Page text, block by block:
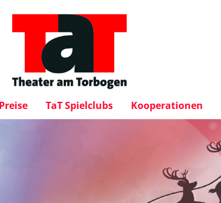
Preise TaT Spielclubs Kooperationen